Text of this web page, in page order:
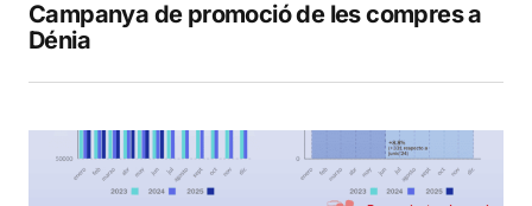
Campanya de promoció de les compres a
Dénia